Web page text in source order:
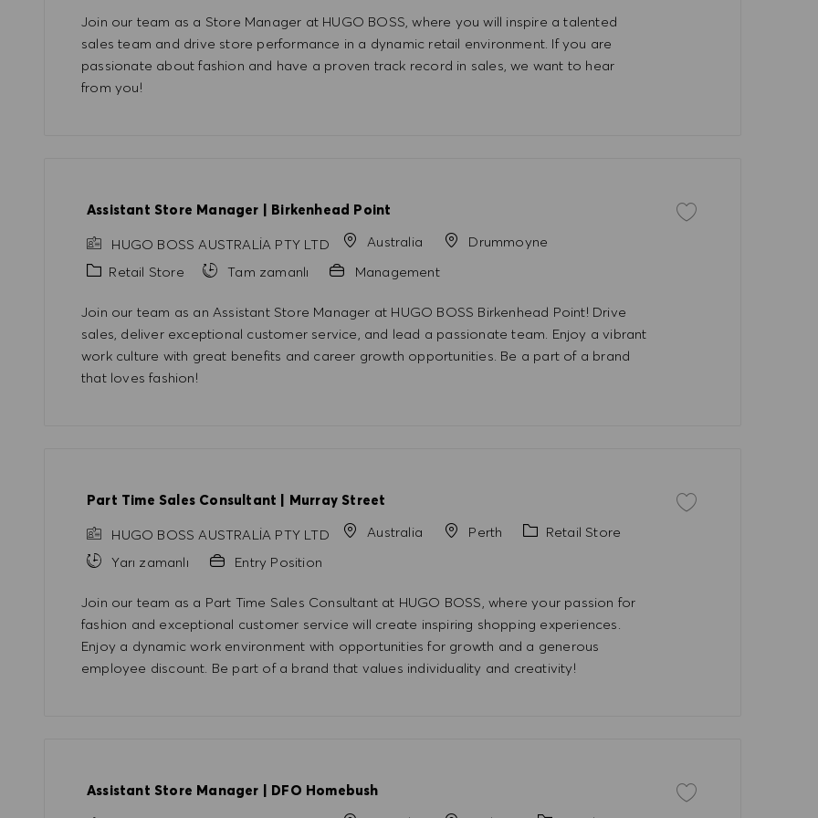
Join our team as a Store Manager at HUGO BOSS, where you will inspire a talented
sales team and drive store performance in a dynamic retail environment. If you are
passionate about fashion and have a proven track record in sales, we want to hear
from you!
Assistant Store Manager | Birkenhead Point
HUGO BOSS AUSTRALIA PTY LTD
Australia
Drummoyne
Kategori
Retail Store Tam zamanlı Management
Join our team as an Assistant Store Manager at HUGO BOSS Birkenhead Point! Drive
sales, deliver exceptional customer service, and lead a passionate team. Enjoy a vibrant
work culture with great benefits and career growth opportunities. Be a part of a brand
that loves fashion!
İşi kaydet Assistant Store
Part Time Sales Consultant | Murray Street
HUGO BOSS AUSTRALIA PTY LTD
Australia Perth Kategori
Retail Store
Yarı zamanlı
Entry Position
Join our team as a Part Time Sales Consultant at HUGO BOSS, where your passion for
fashion and exceptional customer service will create inspiring shopping experiences.
Enjoy a dynamic work environment with opportunities for growth and a generous
employee discount. Be part of a brand that values individuality and creativity!
İşi kaydet Part Time
Assistant Store Manager | DFO Homebush
İşi kaydet Assistant Store